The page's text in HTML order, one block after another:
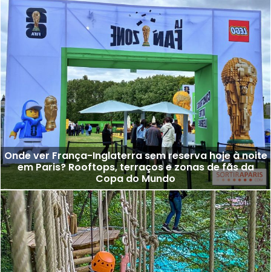
Onde ver França-Inglaterra sem reserva hoje à noite
em Paris? Rooftops, terraços e zonas de fãs da
Copa do Mundo